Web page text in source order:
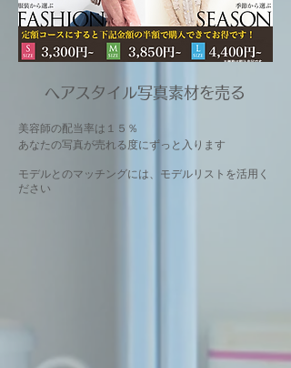
​ヘアスタイル写真素材を売る
美容師の配当率は１５％
あなたの写真が売れる度にずっと入ります
モデルとのマッチングには、モデルリストを活用く
ださい